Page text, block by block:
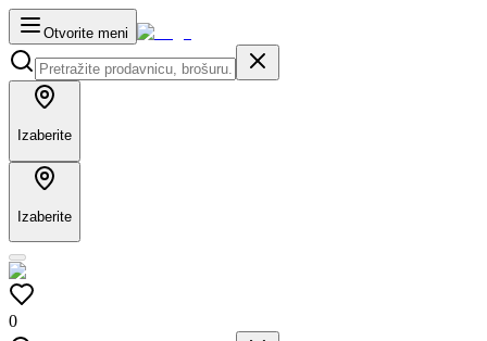
Otvorite meni
Izaberite
Izaberite
0